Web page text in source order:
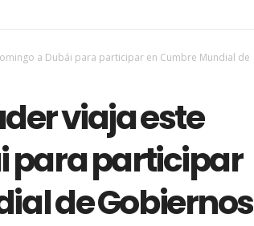
a Dubái para participar en Cumbre Mundial de
viaja este
para participar
de Gobiernos